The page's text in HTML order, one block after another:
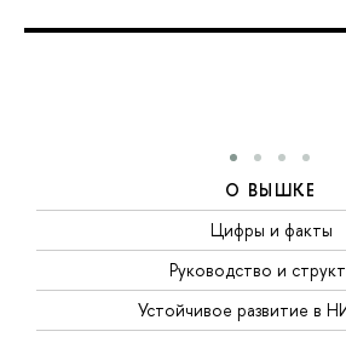
О ВЫШКЕ
Цифры и факты
Руководство и
Устойчивое развитие в